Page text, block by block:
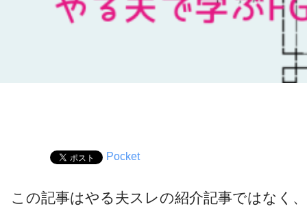
Pocket
この記事はやる夫スレの紹介記事ではなく